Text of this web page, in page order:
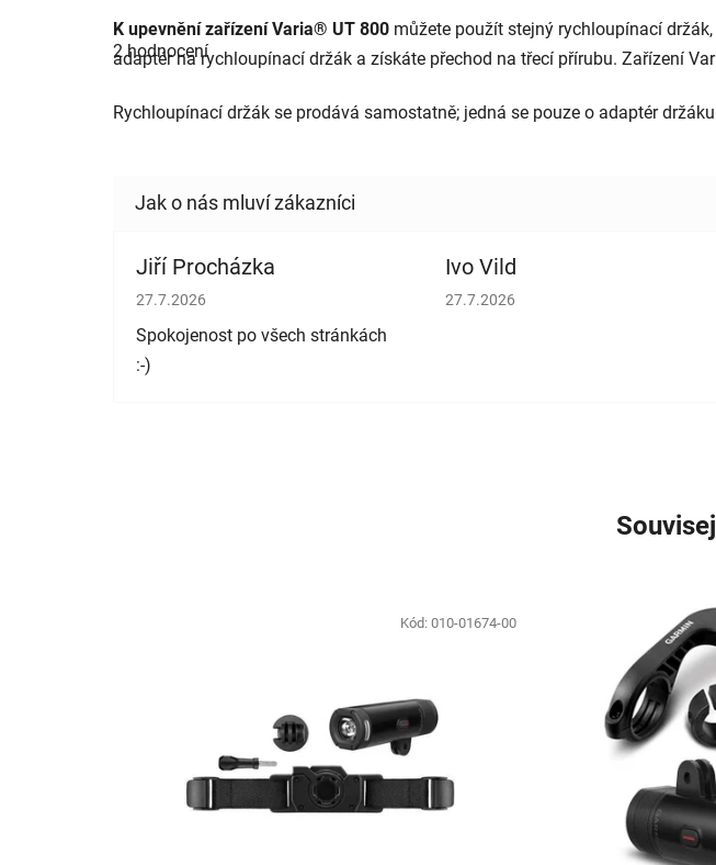
Průměrné
hodnocení
produktu
je
z
5
2 hodnocení
K upevnění zařízení Varia® UT 800 můžete použít stejný rychloupínací
adaptér na rychloupínací držák a získáte přechod na třecí přírubu. Zařízení
Rychloupínací držák se prodává samostatně; jedná se pouze o adaptér
Jiří Procházka
Hodnocení obchodu je 5 z 5 hvězdiček.
27.7.2026
Spokojenost po všech stránkách
:-)
Ivo Vild
Hodnocení obchodu je 5 z 5
27.7.2026
Kód:010-01674-00